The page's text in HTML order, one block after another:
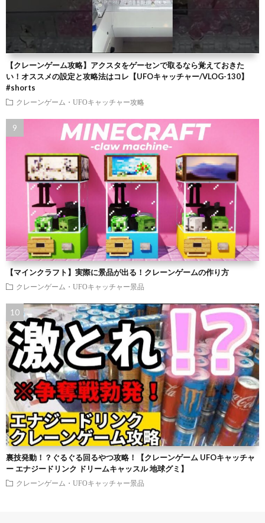
【クレーンゲーム攻略】アクスタをゲーセンで取るなら覚えておきた
い！オススメの設定と攻略法はコレ【UFOキャッチャー/VLOG-130】
#shorts
クレーンゲーム・UFOキャッチャー攻略
【マインクラフト】実際に景品が出る！クレーンゲームの作り方
クレーンゲーム・UFOキャッチャー景品
裏技発動！？ぐるぐる回るやつ攻略！【クレーンゲーム UFOキャッチャ
ー エナジードリンク ドリームキャッスル 地球グミ】
クレーンゲーム・UFOキャッチャー景品